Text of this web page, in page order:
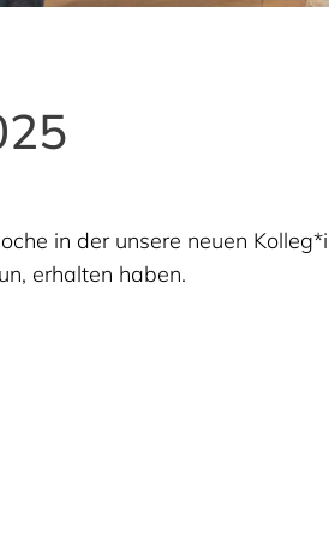
in der unsere neuen
erhalten haben.